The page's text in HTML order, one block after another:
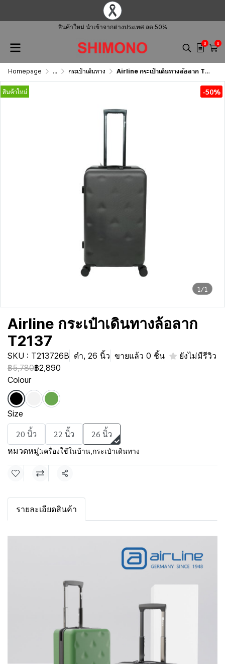
สินค้าใหม่ นำเข้าจากต่างประเทศ ลด 50%
0 0
Homepage ... กระเป๋าเดินทาง Airline กระเป๋าเดินทางล้อลาก T2137
1/1
สินค้าใหม่ -50%
Airline กระเป๋าเดินทางล้อลาก
T2137
SKU : T213726B ดำ, 26 นิ้ว ขายแล้ว 0 ชิ้น
ยังไม่มีรีวิว
฿5,780฿2,890
Colour
Size
20 นิ้ว 22 นิ้ว 26 นิ้ว
หมวดหมู่:เครื่องใช้ในบ้าน กระเป๋าเดินทาง
แชร์
รายละเอียดสินค้า